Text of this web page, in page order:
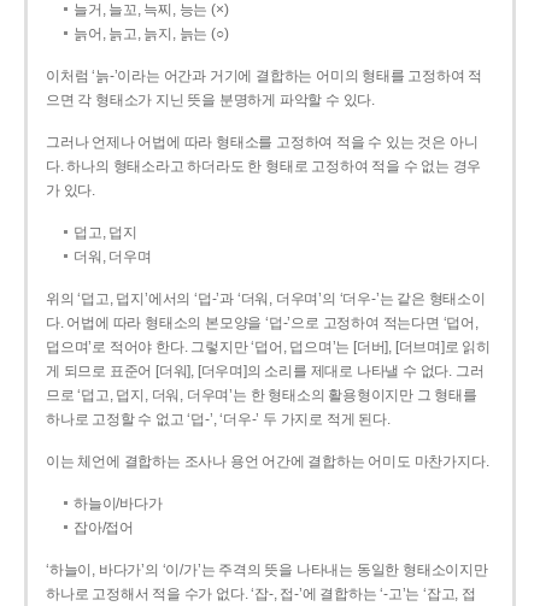
늘거, 늘꼬, 늑찌, 능는 (×)
늙어, 늙고, 늙지, 늙는 (○)
이처럼 ‘늙-­’이라는 어간과 거기에 결합하는 어미의 형태를 고정하여 적
으면 각 형태소가 지닌 뜻을 분명하게 파악할 수 있다.
그러나 언제나 어법에 따라 형태소를 고정하여 적을 수 있는 것은 아니
다. 하나의 형태소라고 하더라도 한 형태로 고정하여 적을 수 없는 경우
가 있다.
덥고, 덥지
더워, 더우며
위의 ‘덥고, 덥지’에서의 ‘덥-­’과 ‘더워, 더우며’의 ‘더우-­’는 같은 형태소이
다. 어법에 따라 형태소의 본모양을 ‘덥-­’으로 고정하여 적는다면 ‘덥어,
덥으며’로 적어야 한다. 그렇지만 ‘덥어, 덥으며’는 [더버], [더브며]로 읽히
게 되므로 표준어 [더워], [더우며]의 소리를 제대로 나타낼 수 없다. 그러
므로 ‘덥고, 덥지, 더워, 더우며’는 한 형태소의 활용형이지만 그 형태를
하나로 고정할 수 없고 ‘덥-’, ‘더우-’ 두 가지로 적게 된다.
이는 체언에 결합하는 조사나 용언 어간에 결합하는 어미도 마찬가지다.
하늘이/바다가
잡아/접어
‘하늘이, 바다가’의 ‘이/가’는 주격의 뜻을 나타내는 동일한 형태소이지만
하나로 고정해서 적을 수가 없다. ‘잡-, 접-’에 결합하는 ‘-고’는 ‘잡고, 접